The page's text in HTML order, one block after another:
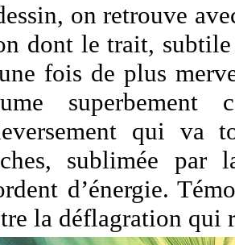
on retrouve
dont le trait,
fois de plus
superbement
qui va
sublimée par
d’énergie.
la déflagration